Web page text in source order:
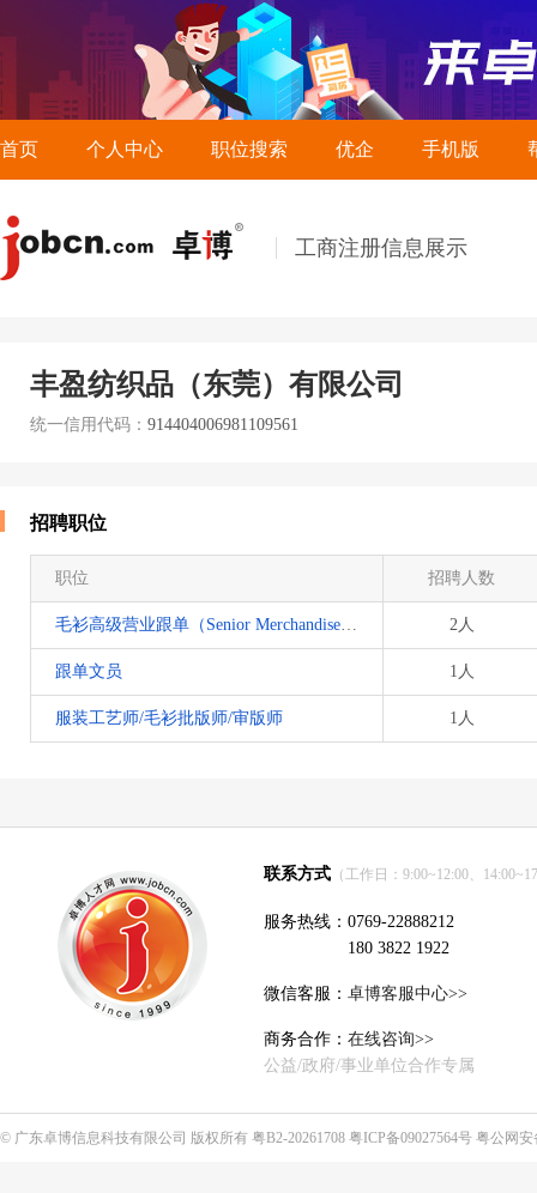
首页 个人中心 职位搜索 优企 手机版
工商注册信息展示
丰盈纺织品（东莞）有限公司
统一信用代码： 914404006981109561
招聘职位
职位 招聘人数
毛衫高级营业跟单（Senior Merchandiser） 2人
跟单文员 1人
服装工艺师/毛衫批版师/审版师 1人
联系方式 （工作日：9:00~12:00、
服务热线：0769-22888212
180 3822 1922
微信客服： 卓博客服中心>>
商务合作： 在线咨询>>
公益/政府/事业单位合作专属
© 广东卓博信息科技有限公司 版权所有 粤B2-20261708 粤ICP备09027564号 粤公网安